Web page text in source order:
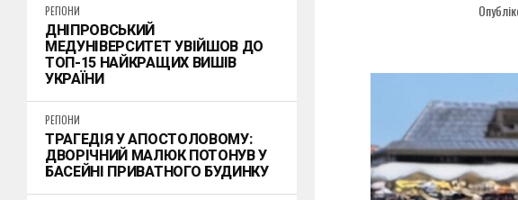
РЕГІОНИ
ДНІПРОВСЬКИЙ
МЕДУНІВЕРСИТЕТ УВІЙШОВ ДО
ТОП-15 НАЙКРАЩИХ ВИШІВ
УКРАЇНИ
РЕГІОНИ
ТРАГЕДІЯ У АПОСТОЛОВОМУ:
ДВОРІЧНИЙ МАЛЮК ПОТОНУВ У
БАСЕЙНІ ПРИВАТНОГО БУДИНКУ